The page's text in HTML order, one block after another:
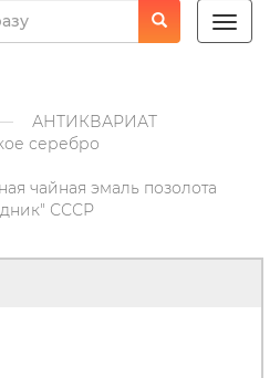
Toggle
АНТИКВАРИАТ
серебро
чайная эмаль позолота
СССР